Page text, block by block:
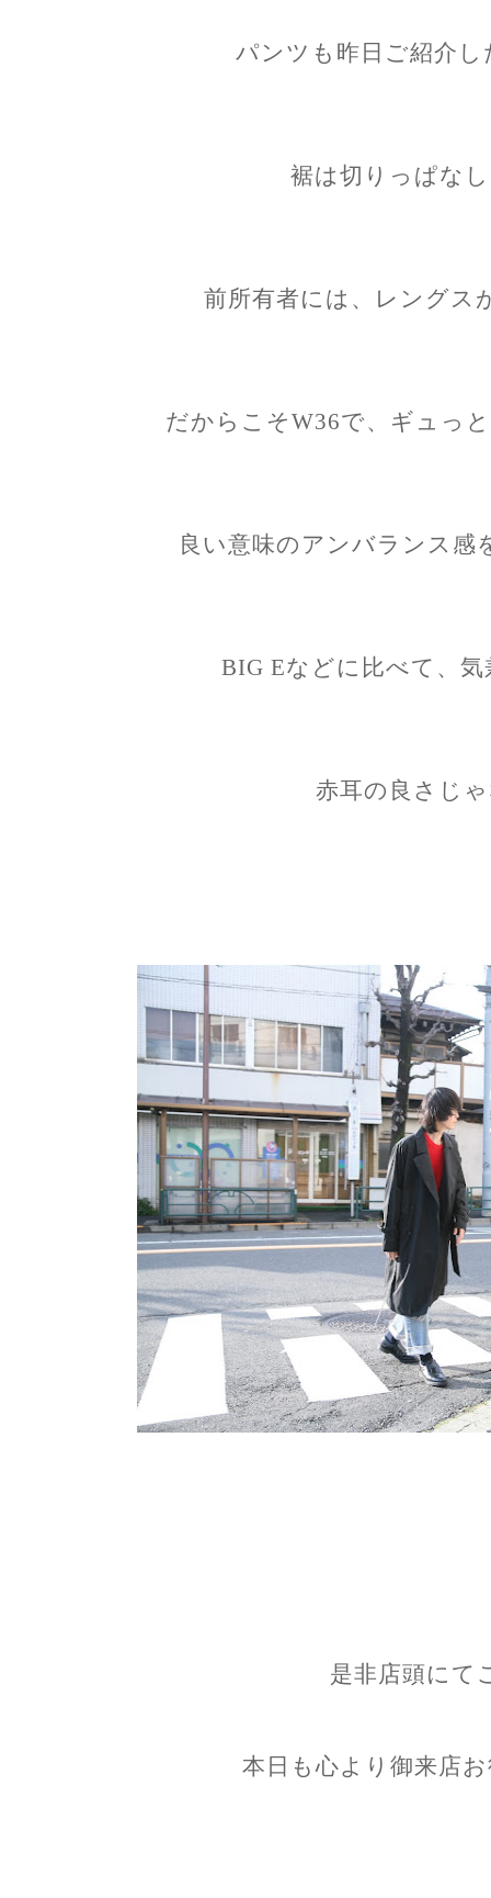
パンツも昨日ご紹介
裾は切りっぱな
前所有者には、レングス
だからこそW36で、ギュっ
良い意味のアンバランス
BIG Eなどに比べて、
赤耳の良さじ
是非店頭にて
本日も心より御来店